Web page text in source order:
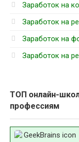
Заработок на
Заработок на
Заработок на
Заработок на
ТОП онлайн-
профессиям